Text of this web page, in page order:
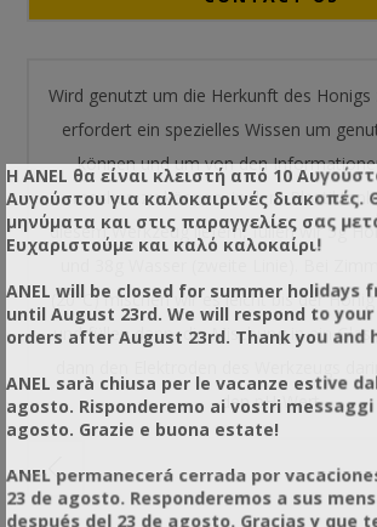
Wird genutzt um die Herkunft des Honigs
erfordert ein spezielles Wissen um
können und um von den
machen zu können. In dem
diesem Werkzeug liefern, füllen wir 5g
(20°C) mischen wir es leicht bis der
und füllen dann, die Mischung in ein
den pH-Wert.
Η ANEL θα είναι κλειστή από 10
Αυγούστου για καλοκαιρινές
μηνύματα και στις παραγγελίες σας
Ευχαριστούμε και καλό καλοκαίρι!
ANEL will be closed for summer holidays
until August 23rd. We will respond to
orders after August 23rd. Thank you and
ANEL sarà chiusa per le vacanze estive
agosto. Risponderemo ai vostri messaggi
agosto. Grazie e buona estate!
ANEL permanecerá cerrada por
23 de agosto. Responderemos a sus
después del 23 de agosto. Gracias y que